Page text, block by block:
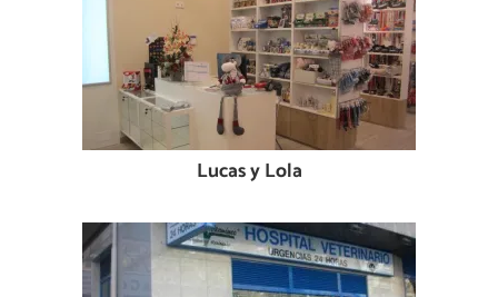
Lucas y Lola